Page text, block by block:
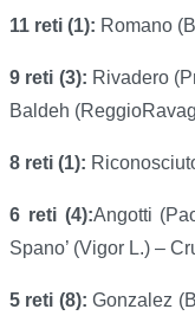
11 reti (1): Romano
9 reti (3): Rivadero
Baldeh
8 reti (1):
6 reti (4):Angotti
Spano’ (Vigor L.) –
5 reti (8): Gonzalez